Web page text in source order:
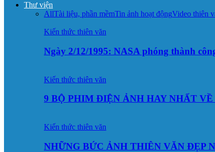
Thư viện
AllTài liệu, phần mềmTin ảnh hoạt độngVideo thiên
Kiến thức thiên văn
Ngày 2/12/1995: NASA phóng thành
Kiến thức thiên văn
9 BỘ PHIM ĐIỆN ẢNH HAY NHẤT
Kiến thức thiên văn
NHỮNG BỨC ẢNH THIÊN VĂN ĐẸP